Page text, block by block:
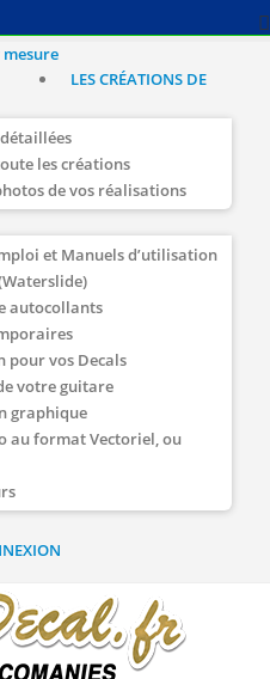
LES CRÉATIONS DE
les créations
de vos réalisations
et Manuels d’utilisation
autocollants
pour vos Decals
votre guitare
graphique
au format Vectoriel, ou